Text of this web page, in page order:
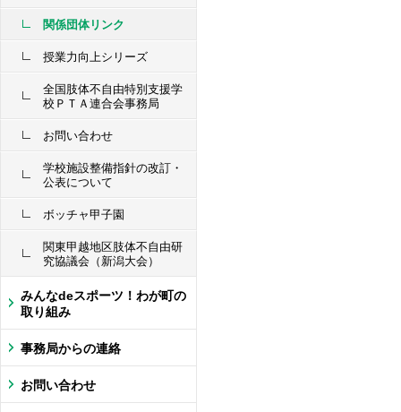
関係団体リンク
授業力向上シリーズ
全国肢体不自由特別支援学
校ＰＴＡ連合会事務局
お問い合わせ
学校施設整備指針の改訂・
公表について
ボッチャ甲子園
関東甲越地区肢体不自由研
究協議会（新潟大会）
みんなdeスポーツ！わが町の
取り組み
事務局からの連絡
お問い合わせ